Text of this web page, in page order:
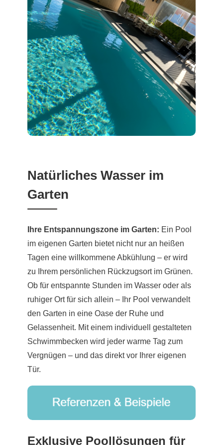
Natürliches Wasser im
Garten
Ihre Entspannungszone im Garten: Ein Pool
im eigenen Garten bietet nicht nur an heißen
Tagen eine willkommene Abkühlung – er wird
zu Ihrem persönlichen Rückzugsort im Grünen.
Ob für entspannte Stunden im Wasser oder als
ruhiger Ort für sich allein – Ihr Pool verwandelt
den Garten in eine Oase der Ruhe und
Gelassenheit. Mit einem individuell gestalteten
Schwimmbecken wird jeder warme Tag zum
Vergnügen – und das direkt vor Ihrer eigenen
Tür.
Exklusive Poollösungen für